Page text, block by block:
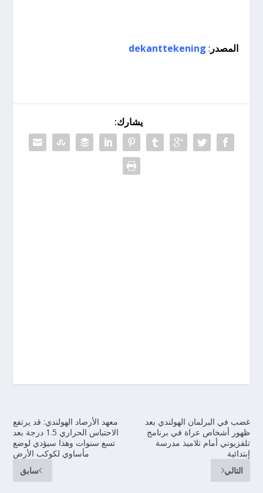
المصدر :
dekanttekening
يشارك:
معهد الأرصاد الهولندي: قد يرتفع
الاحتباس الحراري 1.5 درجة بعد
تسع سنوات وهذا سيؤدي لوضع
مأساوي لكوكب الأرض
سابق
غضب في البرلمان الهولندي بعد
ظهور أشخاص عراة في برنامج
تلفزيوني أمام تلاميذ مدرسة
إبتدائية
التالي